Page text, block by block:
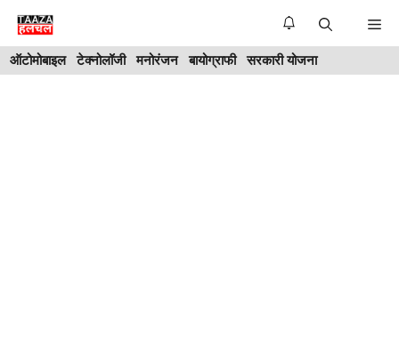
Skip
content
ऑटोमोबाइल टेक्नोलॉजी मनोरंजन बायोग्राफी सरकारी योजना